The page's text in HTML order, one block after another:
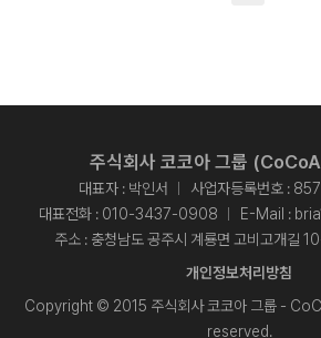
주식회사 코코아 그룹
대표자 : 박인서
사업자등록번호 :
대표전화 : 010-3437-0908 E-Mail :
주소 : 충청남도 공주시 계룡면 고비고개길
개인정보처리방침
Copyright © 2015 주식회사 코코아 그룹 -
reserved.